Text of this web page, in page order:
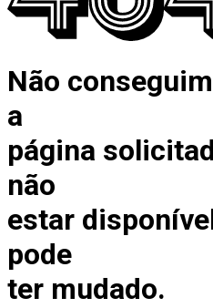
Não
a
página
não
estar
pode
ter mudado.